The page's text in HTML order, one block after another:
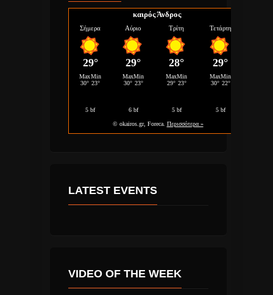
καιρός Άνδρος
LATEST EVENTS
VIDEO OF THE WEEK